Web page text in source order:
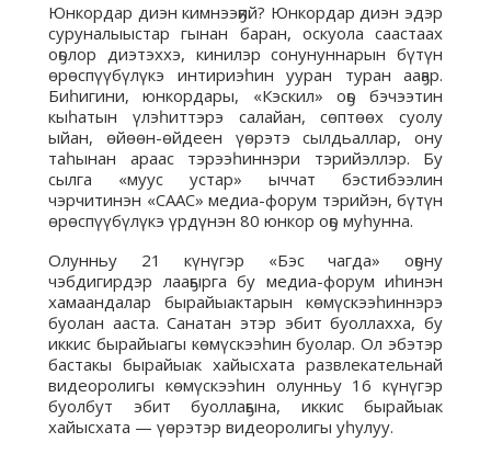
Юнкордар диэн кимнээҕий? Юнкордар диэн эдэр
суруналыыстар гынан баран, оскуола саастаах
оҕолор диэтэххэ, кинилэр сонунуннарын бүтүн
өрөспүүбүлүкэ интириэһин ууран туран ааҕар.
Биһигини, юнкордары, «Кэскил» оҕо бэчээтин
кыһатын үлэһиттэрэ салайан, сөптөөх суолу
ыйан, өйөөн-өйдеен үөрэтэ сылдьаллар, ону
таһынан араас тэрээһиннэри тэрийэллэр. Бу
сылга «муус устар» ыччат бэстибээлин
чэрчитинэн «СААС» медиа-форум тэрийэн, бүтүн
өрөспүүбүлүкэ үрдүнэн 80 юнкор оҕо муһунна.
Олунньу 21 күнүгэр «Бэс чагда» оҕону
чэбдигирдэр лааҕырга бу медиа-форум иһинэн
хамаандалар бырайыактарын көмүскээһиннэрэ
буолан ааста. Санатан этэр эбит буоллахха, бу
иккис бырайыагы көмүскээһин буолар. Ол эбэтэр
бастакы бырайыак хайысхата развлекательнай
видеоролигы көмүскээһин олунньу 16 күнүгэр
буолбут эбит буоллаҕына, иккис бырайыак
хайысхата — үөрэтэр видеоролигы уһулуу.